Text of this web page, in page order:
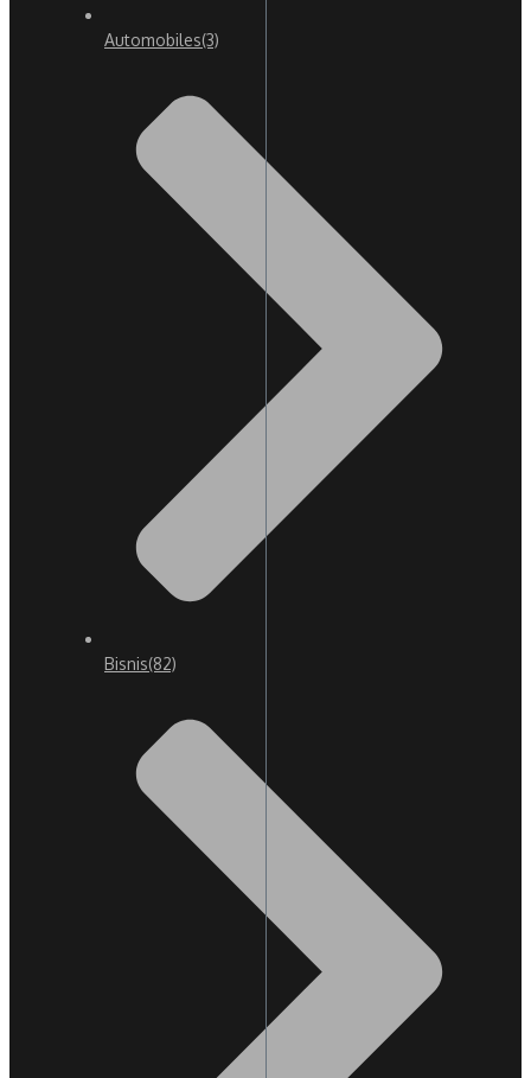
Automobiles(3)
Bisnis(82)